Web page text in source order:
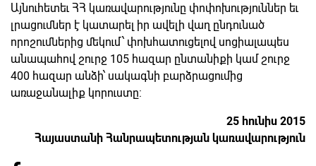
Այնուհետեւ ՀՀ կառավարությունը փոփոխություններ եւ
լրացումներ է կատարել իր ավելի վաղ ընդունած
որոշումներից մեկում՝ փոխհատուցելով սոցիալապես
անապահով շուրջ 105 հազար ընտանիքի կամ շուրջ
400 հազար անձի՝ սակագնի բարձրացումից
առաջանալիք կորուստը:
25 հունիս 2015
Հայաստանի Հանրապետության կառավարություն